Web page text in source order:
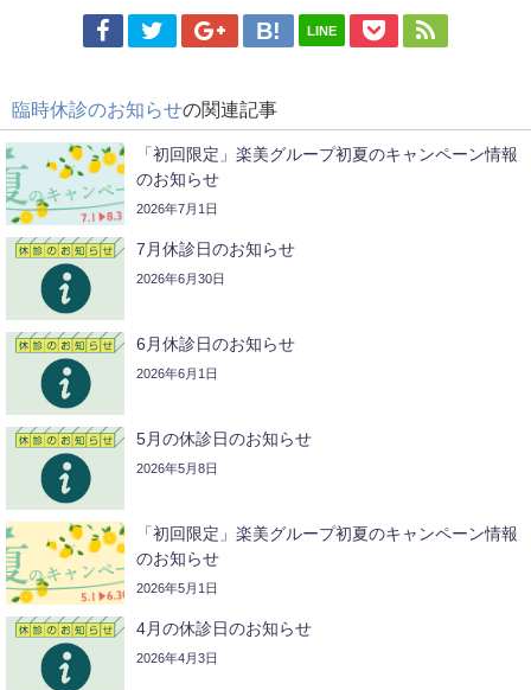
LINE
臨時休診のお知らせの関連記事
「初回限定」楽美グループ初夏のキャンペーン情報
のお知らせ
2026年7月1日
7月休診日のお知らせ
2026年6月30日
6月休診日のお知らせ
2026年6月1日
5月の休診日のお知らせ
2026年5月8日
「初回限定」楽美グループ初夏のキャンペーン情報
のお知らせ
2026年5月1日
4月の休診日のお知らせ
2026年4月3日